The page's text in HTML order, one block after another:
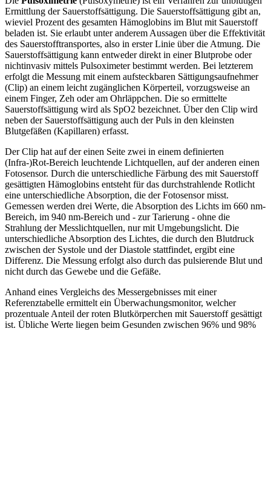
Ermittlung der Sauerstoffsättigung. Die Sauerstoffsättigung gibt an,
wieviel Prozent des gesamten Hämoglobins im Blut mit Sauerstoff
beladen ist. Sie erlaubt unter anderem Aussagen über die Effektivität
des Sauerstofftransportes, also in erster Linie über die Atmung. Die
Sauerstoffsättigung kann entweder direkt in einer Blutprobe oder
nichtinvasiv mittels Pulsoximeter bestimmt werden. Bei letzterem
erfolgt die Messung mit einem aufsteckbaren Sättigungsaufnehmer
(Clip) an einem leicht zugänglichen Körperteil, vorzugsweise an
einem Finger, Zeh oder am Ohrläppchen. Die so ermittelte
Sauerstoffsättigung wird als SpO2 bezeichnet. Über den Clip wird
neben der Sauerstoffsättigung auch der Puls in den kleinsten
Blutgefäßen (Kapillaren) erfasst.
Der Clip hat auf der einen Seite zwei in einem definierten
(Infra-)Rot-Bereich leuchtende Lichtquellen, auf der anderen einen
Fotosensor. Durch die unterschiedliche Färbung des mit Sauerstoff
gesättigten Hämoglobins entsteht für das durchstrahlende Rotlicht
eine unterschiedliche Absorption, die der Fotosensor misst.
Gemessen werden drei Werte, die Absorption des Lichts im 660 nm-
Bereich, im 940 nm-Bereich und - zur Tarierung - ohne die
Strahlung der Messlichtquellen, nur mit Umgebungslicht. Die
unterschiedliche Absorption des Lichtes, die durch den Blutdruck
zwischen der Systole und der Diastole stattfindet, ergibt eine
Differenz. Die Messung erfolgt also durch das pulsierende Blut und
nicht durch das Gewebe und die Gefäße.
Anhand eines Vergleichs des Messergebnisses mit einer
Referenztabelle ermittelt ein Überwachungsmonitor, welcher
prozentuale Anteil der roten Blutkörperchen mit Sauerstoff gesättigt
ist. Übliche Werte liegen beim Gesunden zwischen 96% und 98%